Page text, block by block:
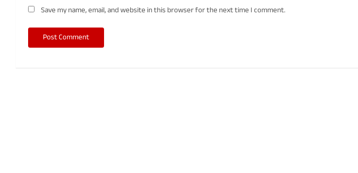
Save my name, email, and website in this browser for the next time I comment.